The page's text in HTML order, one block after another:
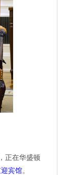
正在华盛顿
宾馆。